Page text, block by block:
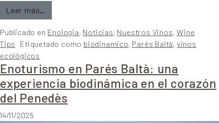
Leer más…
Publicado en Enologia, Noticias, Nuestros Vinos,Wine
Tips
Etiquetado como biodinamico, Parés Baltà, vinos
ecológicos
Enoturismo en Parés Baltà: una
experiencia biodinámica en el corazón
del Penedès
14/11/2025